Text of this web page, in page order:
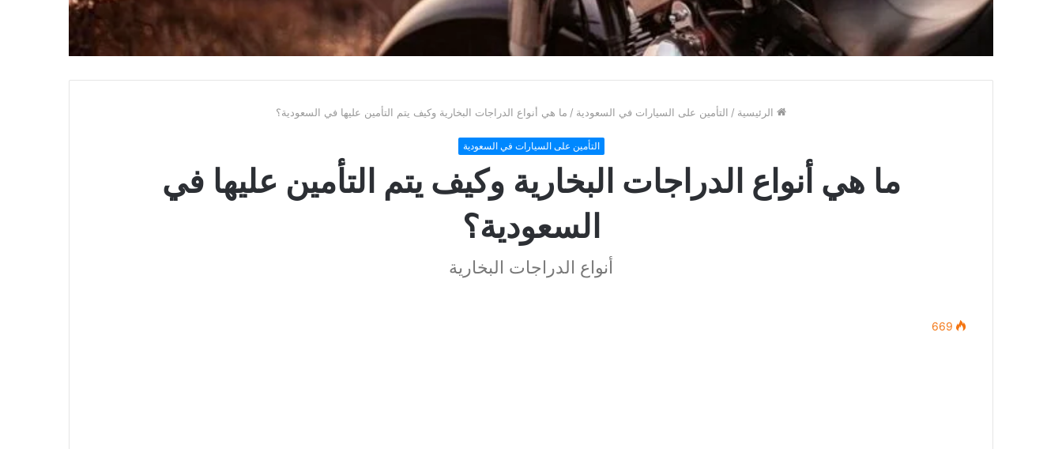
الرئيسية / التأمين على السيارات في السعودية / ما هي أنواع الدراجات البخارية وكيف يتم التأمين عليها في السعودية؟
التأمين على السيارات في السعودية
ما هي أنواع الدراجات البخارية وكيف يتم التأمين عليها في
السعودية؟
أنواع الدراجات البخارية
669